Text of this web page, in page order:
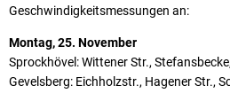
Geschwindigkeitsmessungen an:
Montag, 25. November
Sprockhövel: Wittener Str.,
Gevelsberg: Eichholzstr., Hagener Str.,